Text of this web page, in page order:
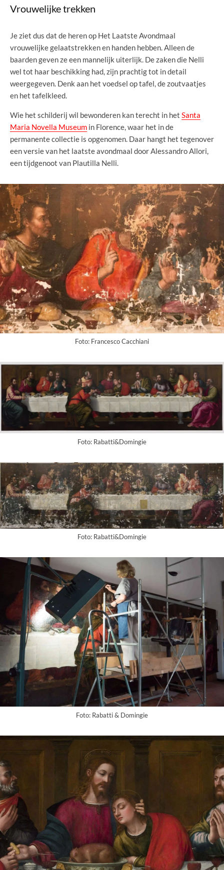
Vrouwelijke trekken
Je ziet dus dat de heren op Het Laatste Avondmaal
vrouwelijke gelaatstrekken en handen hebben. Alleen de
baarden geven ze een mannelijk uiterlijk. De zaken die Nelli
wel tot haar beschikking had, zijn prachtig tot in detail
weergegeven. Denk aan het voedsel op tafel, de zoutvaatjes
en het tafelkleed.
Wie het schilderij wil bewonderen kan terecht in het Santa
Maria Novella Museum in Florence, waar het in de
permanente collectie is opgenomen. Daar hangt het tegenover
een versie van het laatste avondmaal door Alessandro Allori,
een tijdgenoot van Plautilla Nelli.
Foto: Francesco Cacchiani
Foto: Rabatti&Domingie
Foto: Rabatti&Domingie
Foto: Rabatti & Domingie